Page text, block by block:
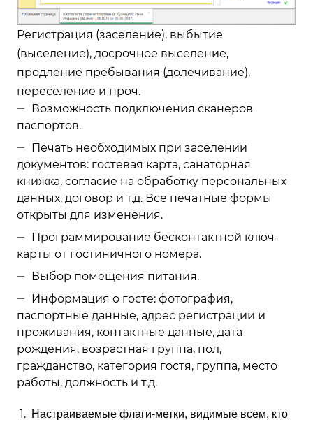
Регистрация (заселение), выбытие
(выселение), досрочное выселение,
продление пребывания (долечивание),
переселение и проч.
Возможность подключения сканеров
паспортов.
Печать необходимых при заселении
документов: гостевая карта, санаторная
книжка, согласие на обработку персональных
данных, договор и т.д. Все печатные формы
открыты для изменения.
Программирование бесконтактной ключ-
карты от гостиничного номера.
Выбор помещения питания.
Информация о госте: фотография,
паспортные данные, адрес регистрации и
проживания, контактные данные, дата
рождения, возрастная группа, пол,
гражданство, категория гостя, группа, место
работы, должность и т.д.
Настраиваемые флаги-метки, видимые всем, кто